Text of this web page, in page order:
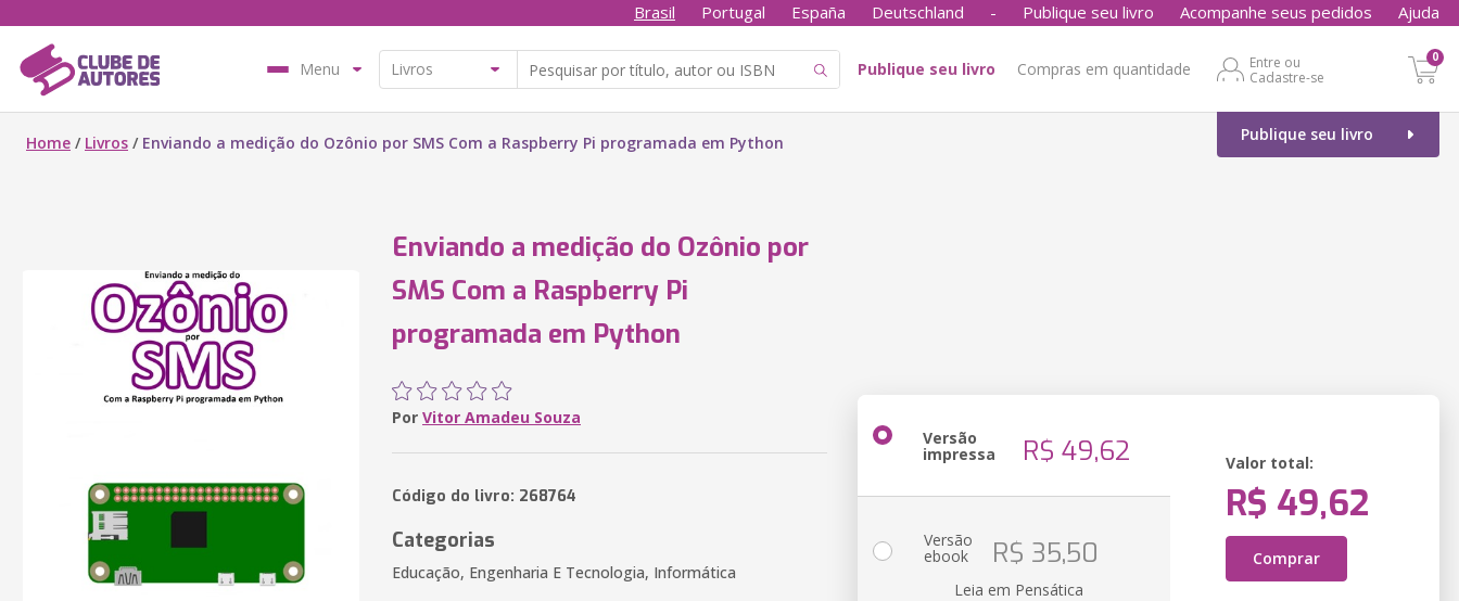
Brasil Portugal España Deutschland - Publique seu livro Acompanhe seus pedidos Ajuda
Menu Publique seu livro Compras em quantidade
Entre ou
Cadastre-se
0
Publique seu livro
Home / Livros / Enviando a medição do Ozônio por SMS Com a Raspberry Pi programada em Python
Enviando a medição do Ozônio por
SMS Com a Raspberry Pi
programada em Python
Por Vitor Amadeu Souza
Código do livro: 268764
Categorias
Educação, Engenharia E Tecnologia, Informática
Versão
impressa R$ 49,62 Valor total:
R$ 49,62
Comprar
Versão
ebook R$ 35,50
Leia em Pensática